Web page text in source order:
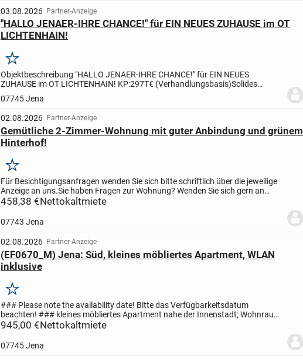
03.08.2026 Partner-Anzeige
"HALLO JENAER-IHRE CHANCE!" für EIN NEUES ZUHAUSE im OT
LICHTENHAIN!
Merken
Objektbeschreibung "HALLO JENAER-IHRE CHANCE!" für EIN NEUES
ZUHAUSE im OT LICHTENHAIN! KP:297T€ (Verhandlungsbasis)Solides
Haus....
07745 Jena
02.08.2026 Partner-Anzeige
Gemütliche 2-Zimmer-Wohnung mit guter Anbindung und grünem
Hinterhof!
Merken
Für Besichtigungsanfragen wenden Sie sich bitte schriftlich über die jeweilige
Anzeige an uns.Sie haben Fragen zur Wohnung? Wenden Sie sich gern an
unsere Vermieterin Frau Radler telefonisch unter...
458,38 €Nettokaltmiete
07743 Jena
02.08.2026 Partner-Anzeige
(EF0670_M) Jena: Süd, kleines möbliertes Apartment, WLAN
inklusive
Merken
### Please note the availability date! Bitte das Verfügbarkeitsdatum
beachten! ### kleines möbliertes Apartment nahe der Innenstadt; Wohnraum
mit Sofa, Sideboard, Regal-Raumteiler mit TV, Bett (das...
945,00 €Nettokaltmiete
07745 Jena